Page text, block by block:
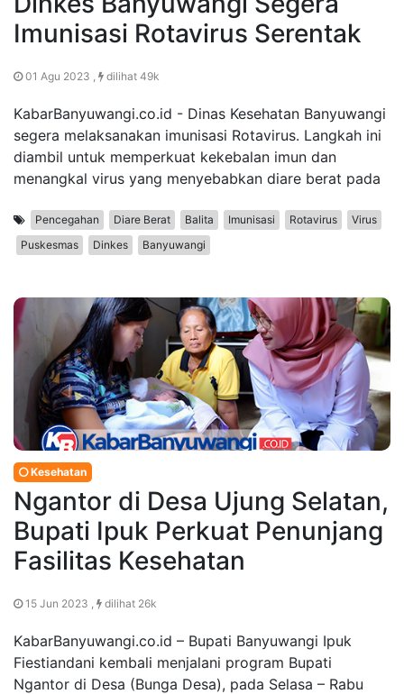
Imunisasi Rotavirus Serentak
01 Agu 2023 , dilihat 49k
KabarBanyuwangi.co.id - Dinas Kesehatan Banyuwangi
segera melaksanakan imunisasi Rotavirus. Langkah ini
diambil untuk memperkuat kekebalan imun dan
menangkal virus yang menyebabkan diare berat pada
Pencegahan Diare Berat Balita Imunisasi Rotavirus
Virus
Puskesmas
Dinkes Banyuwangi
Kesehatan
Ngantor di Desa Ujung Selatan,
Bupati Ipuk Perkuat Penunjang
Fasilitas Kesehatan
15 Jun 2023 , dilihat 26k
KabarBanyuwangi.co.id – Bupati Banyuwangi Ipuk
Fiestiandani kembali menjalani program Bupati
Ngantor di Desa (Bunga Desa), pada Selasa – Rabu